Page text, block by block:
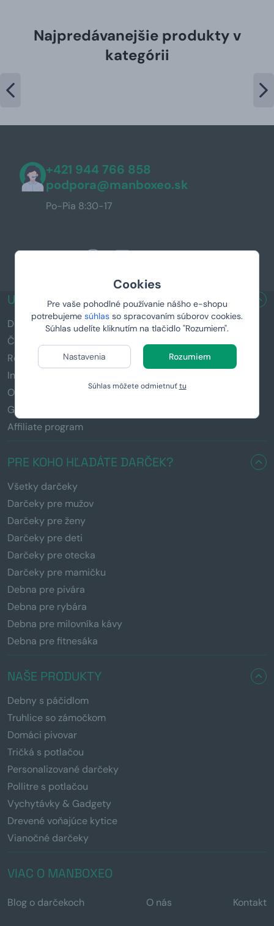
Cookies
Pre vaše pohodlné používanie nášho e-shopu
potrebujeme súhlas so spracovaním súborov cookies.
Súhlas udelíte kliknutím na tlačidlo "Rozumiem".
Nastavenia Rozumiem
Súhlas môžete odmietnuťtu
Najpredávanejšie produkty v
kategórii
+421 944 766 858
podpora@manboxeo.sk
Po-Pia 8:30-17
UŽITOČNÉ ODKAZY
Doručenie a platba
Časté otázky (FAQ)
Reklamácia a vrátenie tovaru
Informácie k darčekom
Obchodné podmienky
GDPR
Affiliate program
PRE KOHO HĽADÁTE DARČEK?
Všetky darčeky
Darčeky pre mužov
Darčeky pre ženy
Darčeky pre deti
Darčeky pre otecka
Darčeky pre mamičku
Debna pre pivára
Debna pre rybára
Debna pre milovníka kávy
Debna pre fitnesáka
NAŠE PRODUKTY
Debny s páčidlom
Truhlice so zámočkom
Domáci pivovar
Tričká s potlačou
Personalizované darčeky
Pollitre s potlačou
Vychytávky & Gadgety
Drevené voňajúce kytice
Vianočné darčeky
VIAC O MANBOXEO
Blog o darčekoch O nás Kontakt